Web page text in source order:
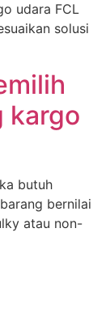
udara FCL
solusi
kargo
butuh
bernilai
atau non-